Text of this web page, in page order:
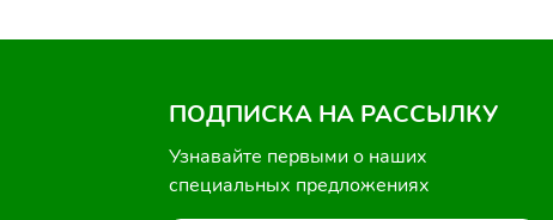
ПОДПИСКА НА РАССЫЛКУ
Узнавайте первыми о наших
специальных предложениях